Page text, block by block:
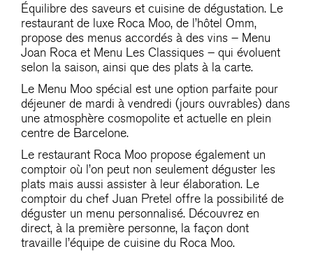
Équilibre des saveurs et cuisine de dégustation. Le
restaurant de luxe Roca Moo, de l’hôtel Omm,
propose des menus accordés à des vins – Menu
Joan Roca et Menu Les Classiques – qui évoluent
selon la saison, ainsi que des plats à la carte.
Le Menu Moo spécial est une option parfaite pour
déjeuner de mardi à vendredi (jours ouvrables) dans
une atmosphère cosmopolite et actuelle en plein
centre de Barcelone.
Le restaurant Roca Moo propose également un
comptoir où l’on peut non seulement déguster les
plats mais aussi assister à leur élaboration. Le
comptoir du chef Juan Pretel offre la possibilité de
déguster un menu personnalisé. Découvrez en
direct, à la première personne, la façon dont
travaille l’équipe de cuisine du Roca Moo.